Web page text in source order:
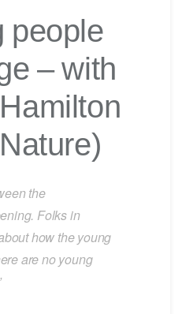
people
– with
the
Folks in
how the young
are no young